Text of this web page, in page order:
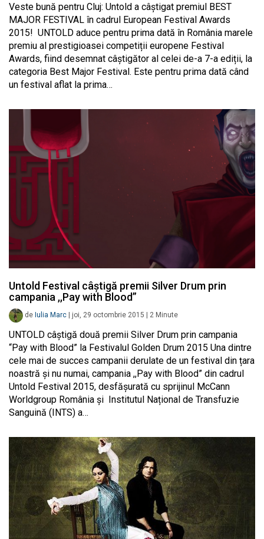
Veste bună pentru Cluj: Untold a câștigat premiul BEST
MAJOR FESTIVAL în cadrul European Festival Awards
2015! UNTOLD aduce pentru prima dată în România marele
premiu al prestigioasei competiții europene Festival
Awards, fiind desemnat câștigător al celei de-a 7-a ediții, la
categoria Best Major Festival. Este pentru prima dată când
un festival aflat la prima…
Untold Festival câștigă premii Silver Drum prin
campania ,,Pay with Blood”
de Iulia Marc joi, 29 octombrie 2015 2 Minute
UNTOLD câștigă două premii Silver Drum prin campania
“Pay with Blood” la Festivalul Golden Drum 2015 Una dintre
cele mai de succes campanii derulate de un festival din țara
noastră și nu numai, campania ,,Pay with Blood” din cadrul
Untold Festival 2015, desfășurată cu sprijinul McCann
Worldgroup România și Institutul Național de Transfuzie
Sanguină (INTS) a…